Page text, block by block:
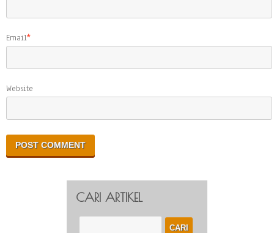
Email*
Website
CARI ARTIKEL